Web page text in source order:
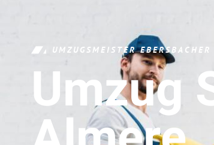
UMZUGSMEISTER EBERSBACHER
Umzug